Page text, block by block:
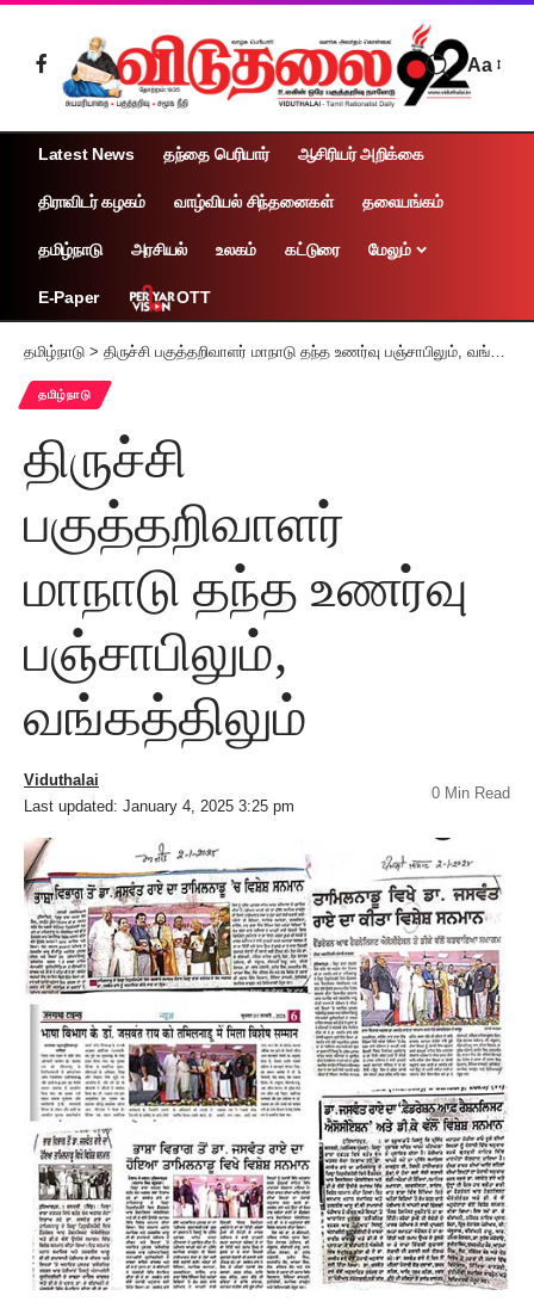
Aa
Latest News தந்தை பெரியார் ஆசிரியர் அறிக்கை
திராவிடர் கழகம் வாழ்வியல் சிந்தனைகள் தலையங்கம்
தமிழ்நாடு அரசியல் உலகம் கட்டுரை மேலும்
E-Paper OTT
தமிழ்நாடு > திருச்சி பகுத்தறிவாளர் மாநாடு தந்த உணர்வு பஞ்சாபிலும், வங்கத்திலும்
தமிழ்நாடு
திருச்சி
பகுத்தறிவாளர்
மாநாடு தந்த உணர்வு
பஞ்சாபிலும்,
வங்கத்திலும்
Last updated: January 4, 2025 3:25 pm
Viduthalai
0 Min Read